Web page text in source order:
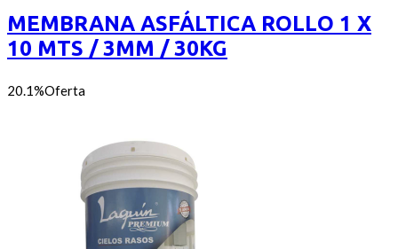
MEMBRANA ASFÁLTICA ROLLO 1 X
10 MTS / 3MM / 30KG
20.1%Oferta